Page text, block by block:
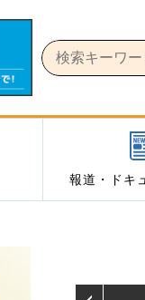
報道・ドキ